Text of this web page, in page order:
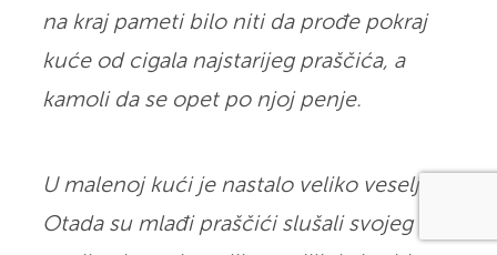
na kraj pameti bilo niti da prođe pokraj
kuće od cigala najstarijeg praščića, a
kamoli da se opet po njoj penje.
U malenoj kući je nastalo veliko veselje.
Otada su mlađi praščići slušali svojeg